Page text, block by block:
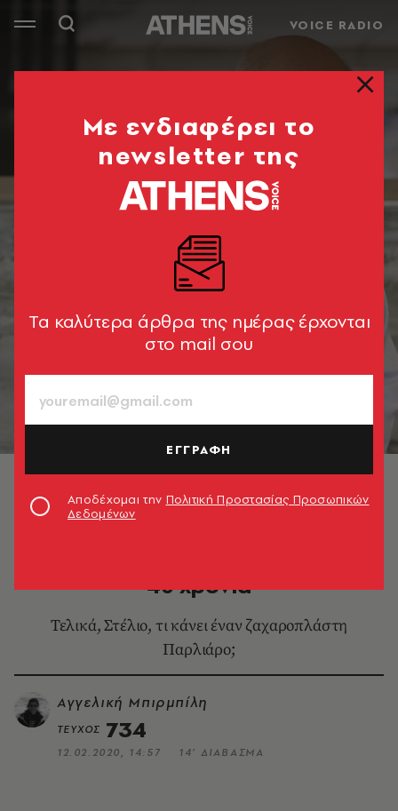
VOICE RADIO
Στέλιος Παρλιάρος © Vangelis Paterakis
40 χρόνια
Τελικά, Στέλιο, τι κάνει έναν ζαχαροπλάστη
Παρλιάρο;
Αγγελική Μπιρμπίλη
ΤΕΥΧΟΣ 734
12.02.2020, 14:57 14’ ΔΙΑΒΑΣΜΑ
Mε ενδιαφέρει το
newsletter της
Tα καλύτερα άρθρα της ημέρας έρχονται
στο mail σου
ΕΓΓΡΑΦΗ
Αποδέχομαι την Πολιτική Προστασίας Προσωπικών
Δεδομένων